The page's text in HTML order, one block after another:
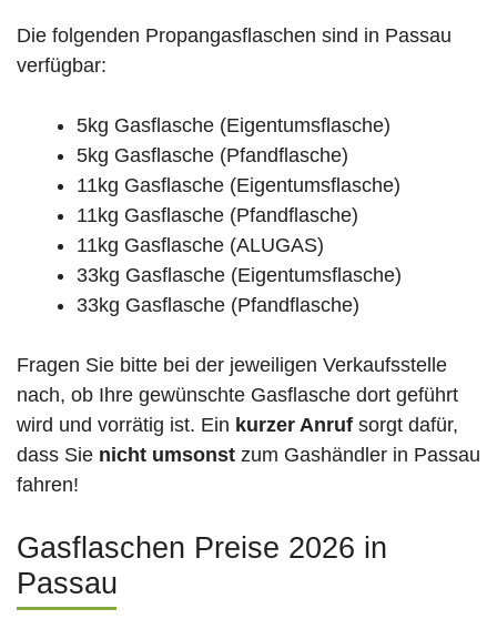
Die folgenden Propangasflaschen sind in Passau
verfügbar:
5kg Gasflasche (Eigentumsflasche)
5kg Gasflasche (Pfandflasche)
11kg Gasflasche (Eigentumsflasche)
11kg Gasflasche (Pfandflasche)
11kg Gasflasche (ALUGAS)
33kg Gasflasche (Eigentumsflasche)
33kg Gasflasche (Pfandflasche)
Fragen Sie bitte bei der jeweiligen Verkaufsstelle
nach, ob Ihre gewünschte Gasflasche dort geführt
wird und vorrätig ist. Ein kurzer Anruf sorgt dafür,
dass Sie nicht umsonst zum Gashändler in Passau
fahren!
Gasflaschen Preise 2026 in
Passau